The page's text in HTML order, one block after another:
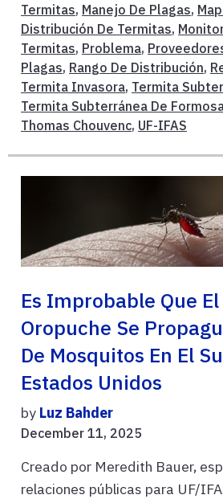
Termitas, Manejo De Plagas,
Distribución De Termitas,
Termitas, Problema,
Plagas, Rango De Distribución,
Termita Invasora, Termita
Termita Subterránea De
Thomas Chouvenc, UF-IFAS
Es Improbable Que
Oropuche Se
De Mosquitos En El
Estados Unidos
by Luz Bahder
December 11, 2025
Creado por Meredith Bauer,
relaciones públicas para UF/